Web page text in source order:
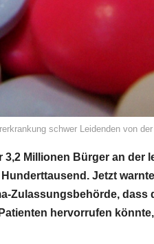
schwer Leidenden von
3,2 Millionen Bürger an
Jetzt
Zulassungsbehörde, dass
hervorrufen